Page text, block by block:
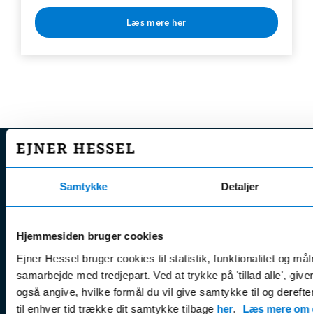
Samtykke Detaljer
Hjemmesiden bruger cookies
Ejner Hessel bruger cookies til statistik, funktionalitet og
samarbejde med tredjepart. Ved at trykke på 'tillad alle',
også angive, hvilke formål du vil give samtykke til og
til enhver tid trække dit samtykke tilbage her. Læs mere om
Læs mere her
EJNER HESSEL
CVR nr.:58811211
E-mail:
info@hessel.dk
Åbningstider
Brugte biler
Nye biler
Fordels- &
online
Find
Find